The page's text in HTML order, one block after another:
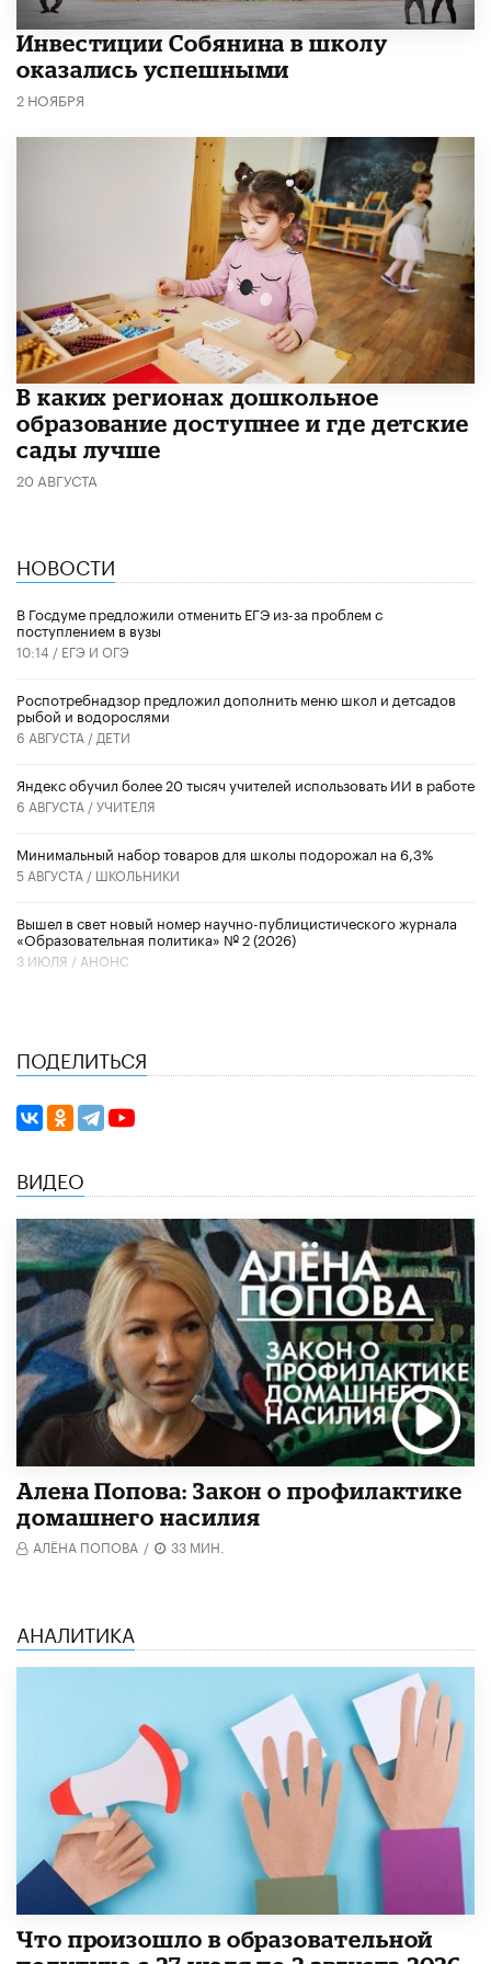
​Инвестиции Собянина в школу
оказались успешными
2 НОЯБРЯ
В каких регионах дошкольное
образование доступнее и где детские
сады лучше
20 АВГУСТА
НОВОСТИ
В Госдуме предложили отменить ЕГЭ из-за проблем с
поступлением в вузы
10:14 / ЕГЭ И ОГЭ
Роспотребнадзор предложил дополнить меню школ и детсадов
рыбой и водорослями
6 АВГУСТА / ДЕТИ
​Яндекс обучил более 20 тысяч учителей использовать ИИ в работе
6 АВГУСТА /УЧИТЕЛЯ
Минимальный набор товаров для школы подорожал на 6,3%
5 АВГУСТА / ШКОЛЬНИКИ
Вышел в свет новый номер научно-публицистического журнала
«Образовательная политика» № 2 (2026)
3 ИЮЛЯ / АНОНС
ПОДЕЛИТЬСЯ
ВИДЕО
Алена Попова: Закон о профилактике
домашнего насилия
АЛЁНА ПОПОВА / 33 МИН.
АНАЛИТИКА
​Что произошло в образовательной